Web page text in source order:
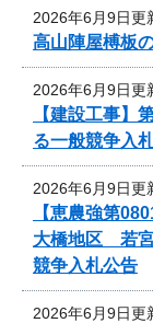
2026年6月9日更
高山陣屋榑板
2026年6月9日更
【建設工事】
る一般競争入
2026年6月9日更
【恵農強第
大橋地区 若宮
競争入札公告
2026年6月9日更